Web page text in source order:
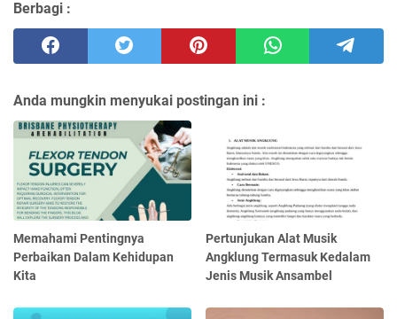
Berbagi :
Anda mungkin menyukai postingan ini :
Memahami Pentingnya
Perbaikan Dalam Kehidupan
Kita
Pertunjukan Alat Musik
Angklung Termasuk Kedalam
Jenis Musik Ansambel